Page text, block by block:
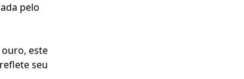
pelo
este
seu